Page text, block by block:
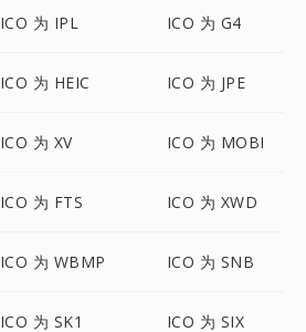
ICO 为 IPL ICO 为 G4
ICO 为 HEIC ICO 为 JPE
ICO 为 XV ICO 为 MOBI
ICO 为 FTS ICO 为 XWD
ICO 为 WBMP ICO 为 SNB
ICO 为 SK1 ICO 为 SIX